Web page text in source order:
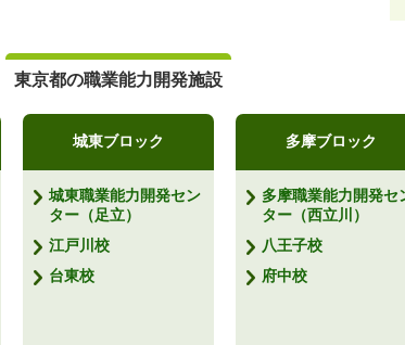
東京都の職業能力開発施設
城東ブロック
城東職業能力開発セン
ター（足立）
江戸川校
台東校
多摩ブロック
多摩職業能力開発セ
ター（西立川）
八王子校
府中校